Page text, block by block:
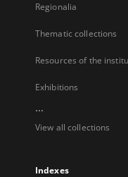
Regionalia
Thematic collections
Resources of the
Exhibitions
...
View all collections
Indexes